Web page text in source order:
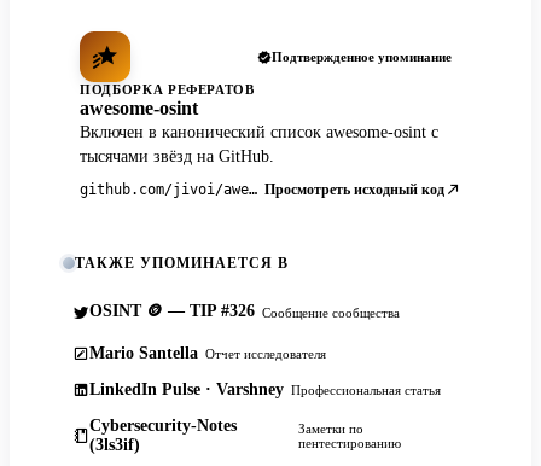
Подтвержденное упоминание
ПОДБОРКА РЕФЕРАТОВ
awesome-osint
Включен в канонический список awesome-osint с
тысячами звёзд на GitHub.
github.com/jivoi/awesome-osint Просмотреть исходный код
ТАКЖЕ УПОМИНАЕТСЯ В
OSINT 🪙 — TIP #326 Сообщение сообщества
Mario Santella Отчет исследователя
LinkedIn Pulse · Varshney Профессиональная статья
Cybersecurity-Notes
(3ls3if)
Заметки по
пентестированию